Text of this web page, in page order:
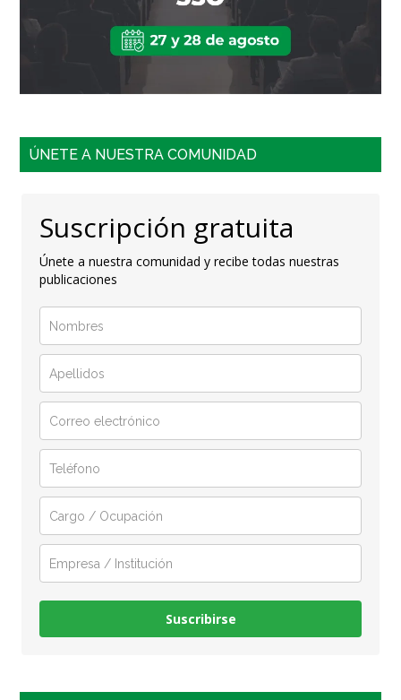
ÚNETE A NUESTRA COMUNIDAD
Suscripción gratuita
Únete a nuestra comunidad y recibe todas nuestras
publicaciones
Suscribirse